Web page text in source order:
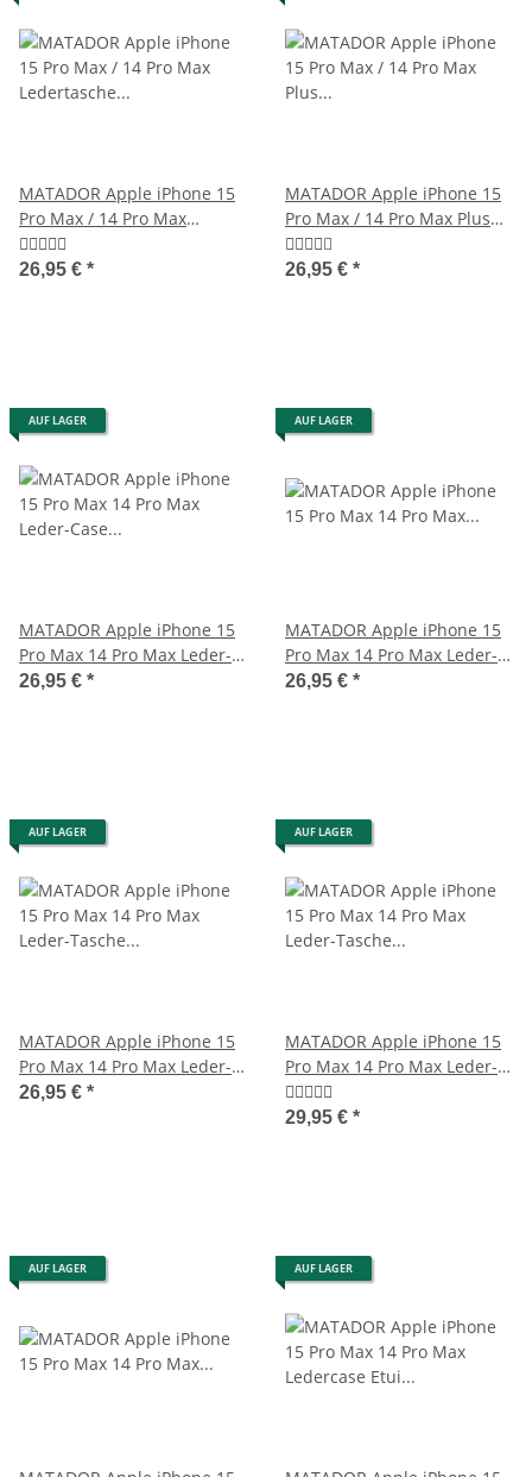
MATADOR Apple iPhone 15
Pro Max / 14 Pro Max
Ledertasche Schwarz
26,95 € *
MATADOR Apple iPhone 15
Pro Max / 14 Pro Max Plus
Ledercase Braun
26,95 € *
AUF LAGER
MATADOR Apple iPhone 15
Pro Max 14 Pro Max Leder-
Case Etui Braun
26,95 € *
AUF LAGER
MATADOR Apple iPhone 15
Pro Max 14 Pro Max Leder-
Etui-Tasche Braun
26,95 € *
AUF LAGER
MATADOR Apple iPhone 15
Pro Max 14 Pro Max Leder-
Tasche Schwarz
26,95 € *
AUF LAGER
MATADOR Apple iPhone 15
Pro Max 14 Pro Max Leder-
Tasche Schwarz
29,95 € *
AUF LAGER AUF LAGER